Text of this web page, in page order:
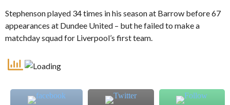
Stephenson played 34 times in his season at Barrow before 67
appearances at Dundee United – but he failed to make a
matchday squad for Liverpool’s first team.